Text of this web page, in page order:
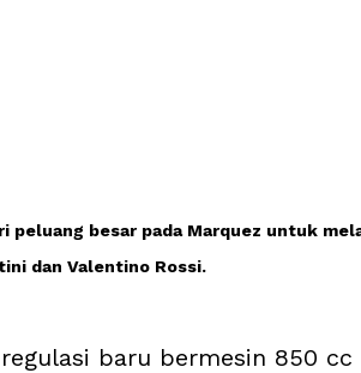
peluang besar pada Marquez untuk
dan Valentino Rossi.
baru bermesin 850 cc